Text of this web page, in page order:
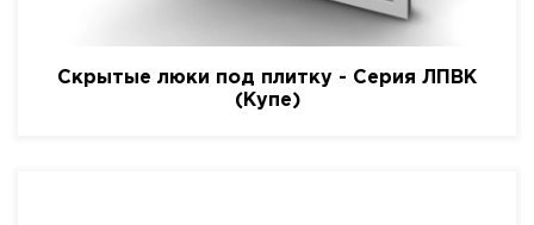
Скрытые люки под плитку - Серия ЛПВК
(Купе)